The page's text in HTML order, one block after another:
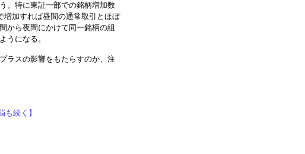
。特に東証一部での銘柄増加数
増加すれば昼間の通常取引とほぼ
から夜間にかけて同一銘柄の組
うになる。
ラスの影響をもたらすのか、注
も続く】